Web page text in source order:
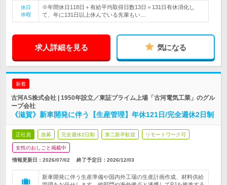
休日
休暇
※年間休日118日＋有給平均取得日数13日＝131日有休消化し
て、年に131日以上休んでいる先輩もい…
求人詳細を見る 気になる
新着
古河AS株式会社 | 1950年設立／東証プライム上場「古河電気工業」のグル
ープ会社
《滋賀》新車開発に伴う【生産管理】年休121日/完全週休2日制
正社員 急募 完全週休2日制 第二新卒歓迎 リモートワーク可
女性のおしごと掲載中
情報更新日：2026/07/02 終了予定日： 2026/12/03
新車開発に伴う生産準備や国内外工場の生産計画作成、材料供給